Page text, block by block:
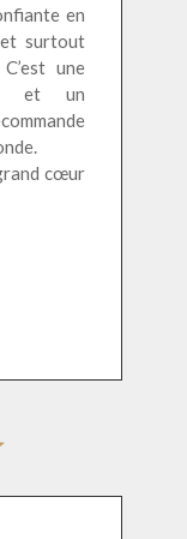
en
surtout
une
et un
cœur